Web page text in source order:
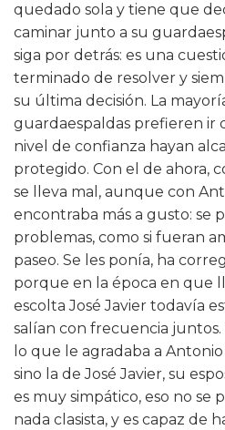
quedado sola y tiene que
caminar junto a su
siga por detrás: es una
terminado de resolver y
su última decisión. La
guardaespaldas prefieren ir
nivel de confianza hayan
protegido. Con el de ahora,
se lleva mal, aunque con
encontraba más a gusto: se
problemas, como si fueran
paseo. Se les ponía, ha
porque en la época en que
escolta José Javier todavía
salían con frecuencia juntos.
lo que le agradaba a
sino la de José Javier, su
es muy simpático, eso no se
nada clasista, y es capaz de